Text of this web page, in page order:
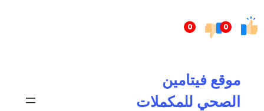
0
0إلى
موقع فيتامين
الصحي للمكملات